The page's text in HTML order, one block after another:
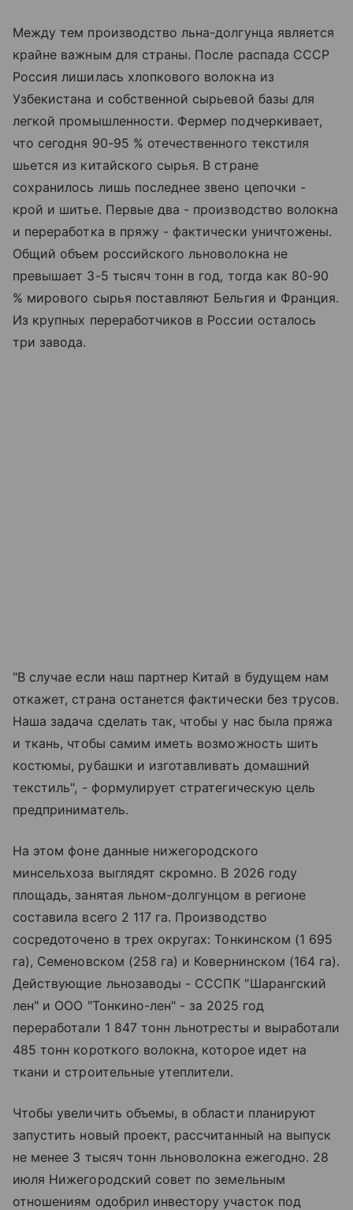
Между тем производство льна-долгунца является
крайне важным для страны. После распада СССР
Россия лишилась хлопкового волокна из
Узбекистана и собственной сырьевой базы для
легкой промышленности. Фермер подчеркивает,
что сегодня 90-95 % отечественного текстиля
шьется из китайского сырья. В стране
сохранилось лишь последнее звено цепочки -
крой и шитье. Первые два - производство волокна
и переработка в пряжу - фактически уничтожены.
Общий объем российского льноволокна не
превышает 3-5 тысяч тонн в год, тогда как 80-90
% мирового сырья поставляют Бельгия и Франция.
Из крупных переработчиков в России осталось
три завода.
"В случае если наш партнер Китай в будущем нам
откажет, страна останется фактически без трусов.
Наша задача сделать так, чтобы у нас была пряжа
и ткань, чтобы самим иметь возможность шить
костюмы, рубашки и изготавливать домашний
текстиль", - формулирует стратегическую цель
предприниматель.
На этом фоне данные нижегородского
минсельхоза выглядят скромно. В 2026 году
площадь, занятая льном-долгунцом в регионе
составила всего 2 117 га. Производство
сосредоточено в трех округах: Тонкинском (1 695
га), Семеновском (258 га) и Ковернинском (164 га).
Действующие льнозаводы - СССПК "Шарангский
лен" и ООО "Тонкино-лен" - за 2025 год
переработали 1 847 тонн льнотресты и выработали
485 тонн короткого волокна, которое идет на
ткани и строительные утеплители.
Чтобы увеличить объемы, в области планируют
запустить новый проект, рассчитанный на выпуск
не менее 3 тысяч тонн льноволокна ежегодно. 28
июля Нижегородский совет по земельным
отношениям одобрил инвестору участок под